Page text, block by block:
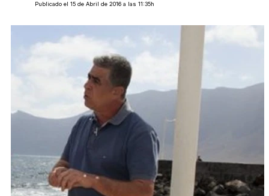
Publicado el 15 de Abril de 2016 a las 11:35h